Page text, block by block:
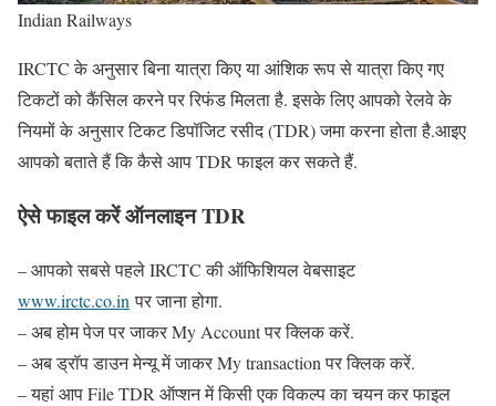
Indian Railways
IRCTC के अनुसार बिना यात्रा किए या आंशिक रूप से यात्रा किए गए
टिकटों को कैंसिल करने पर रिफंड मिलता है. इसके लिए आपको रेलवे के
नियमों के अनुसार टिकट डिपॉजिट रसीद (TDR) जमा करना होता है.आइए
आपको बताते हैं कि कैसे आप TDR फाइल कर सकते हैं.
ऐसे फाइल करें ऑनलाइन TDR
– आपको सबसे पहले IRCTC की ऑफिशियल वेबसाइट
www.irctc.co.in पर जाना होगा.
– अब होम पेज पर जाकर My Account पर क्लिक करें.
– अब ड्रॉप डाउन मेन्यू में जाकर My transaction पर क्लिक करें.
– यहां आप File TDR ऑप्शन में किसी एक विकल्प का चयन कर फाइल